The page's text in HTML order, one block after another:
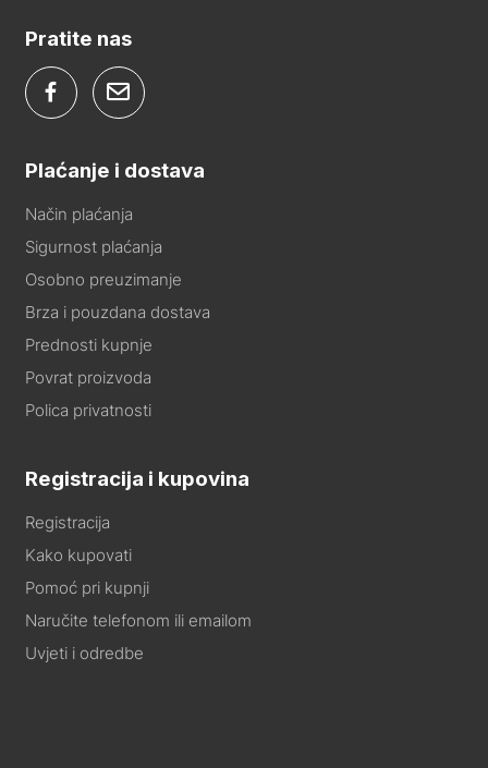
Pratite nas
Plaćanje i dostava
Način plaćanja
Sigurnost plaćanja
Osobno preuzimanje
Brza i pouzdana dostava
Prednosti kupnje
Povrat proizvoda
Polica privatnosti
Registracija i kupovina
Registracija
Kako kupovati
Pomoć pri kupnji
Naručite telefonom ili emailom
Uvjeti i odredbe